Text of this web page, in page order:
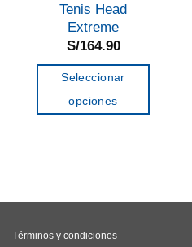
Tenis Head
Extreme
S/164.90
Seleccionar
opciones
Las
Términos y condiciones